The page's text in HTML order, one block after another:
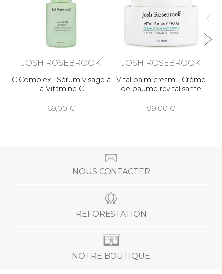
JOSH ROSEBROOK
C Complex - Sérum visage à
la Vitamine C
69,00
JOSH ROSEBROOK
Vital balm cream - Crème
de baume revitalisante
99,00
NOUS CONTACTER
REFORESTATION
NOTRE BOUTIQUE